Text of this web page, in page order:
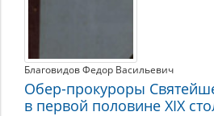
Благовидов Федор Васильевич
Обер-прокуроры
в первой половине XIX